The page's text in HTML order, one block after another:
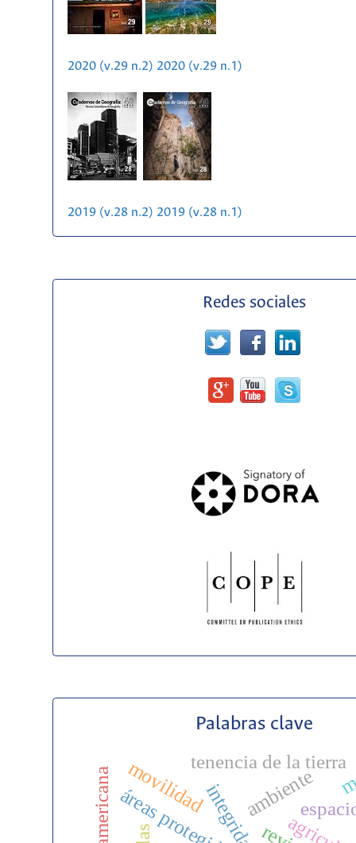
2020 (v.29 n.2) 2020 (v.29 n.1)
2019 (v.28 n.2) 2019 (v.28 n.1)
Redes sociales
Palabras clave
ambiente
áreas protegidas
tenencia de la tierra
movilidad